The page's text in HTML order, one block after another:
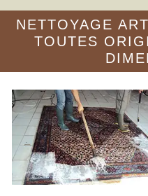
NETTOYAGE
TOUTES